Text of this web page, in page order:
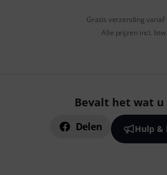
Gratis verzending vanaf
Alle prijzen incl. btw
Bevalt het wat u
Delen Hulp &